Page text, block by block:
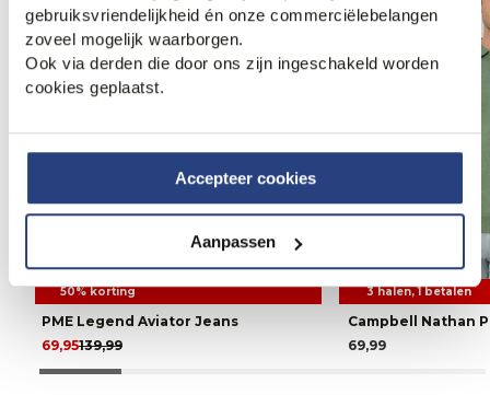
gebruiksvriendelijkheid én onze commerciëlebelangen
zoveel mogelijk waarborgen.
Ook via derden die door ons zijn ingeschakeld worden
cookies geplaatst.
Accepteer cookies
Aanpassen
50% korting
PME Legend Aviator Jeans
139,99
69,95
3 halen, 1 betalen
Campbell Nathan
69,99